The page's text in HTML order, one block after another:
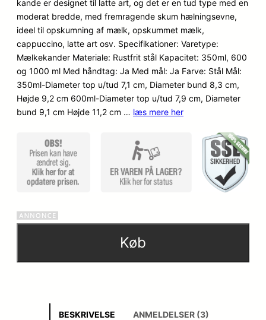
kande er designet til latte art, og det er en tud type med en
moderat bredde, med fremragende skum hælningsevne,
ideel til opskumning af mælk, opskummet mælk,
cappuccino, latte art osv. Specifikationer: Varetype:
Mælkekander Materiale: Rustfrit stål Kapacitet: 350ml, 600
og 1000 ml Med håndtag: Ja Med mål: Ja Farve: Stål Mål:
350ml-Diameter top u/tud 7,1 cm, Diameter bund 8,3 cm,
Højde 9,2 cm 600ml-Diameter top u/tud 7,9 cm, Diameter
bund 9,1 cm Højde 11,2 cm … læs mere her
Køb
BESKRIVELSE ANMELDELSER (3)